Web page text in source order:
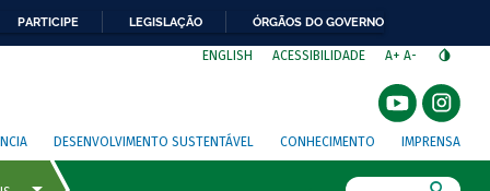
PARTICIPE LEGISLAÇÃO ÓRGÃOS DO GOVERNO
ENGLISH ACESSIBILIDADE A+ A-
DESENVOLVIMENTO SUSTENTÁVEL CONHECIMENTO IMPRENSA